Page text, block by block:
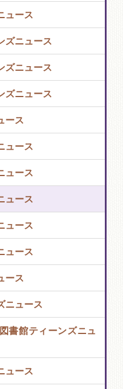
ュース
ズニュース
ズニュース
ズニュース
ース
ュース
ュース
ュース
ュース
ュース
ース
ニュース
書館ティーンズニュ
ュース